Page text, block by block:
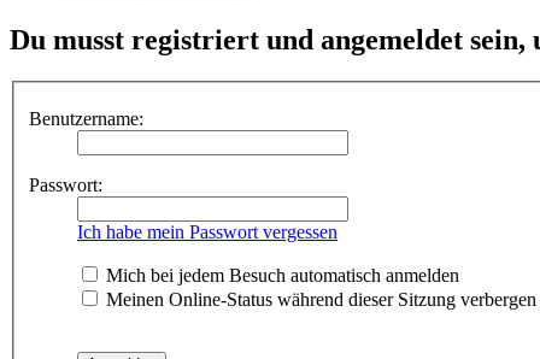
Du musst registriert und angemeldet
Benutzername:
Passwort:
Ich habe mein Passwort vergessen
Mich bei jedem Besuch automatisch anmelden
Meinen Online-Status während dieser Sitzung verbergen